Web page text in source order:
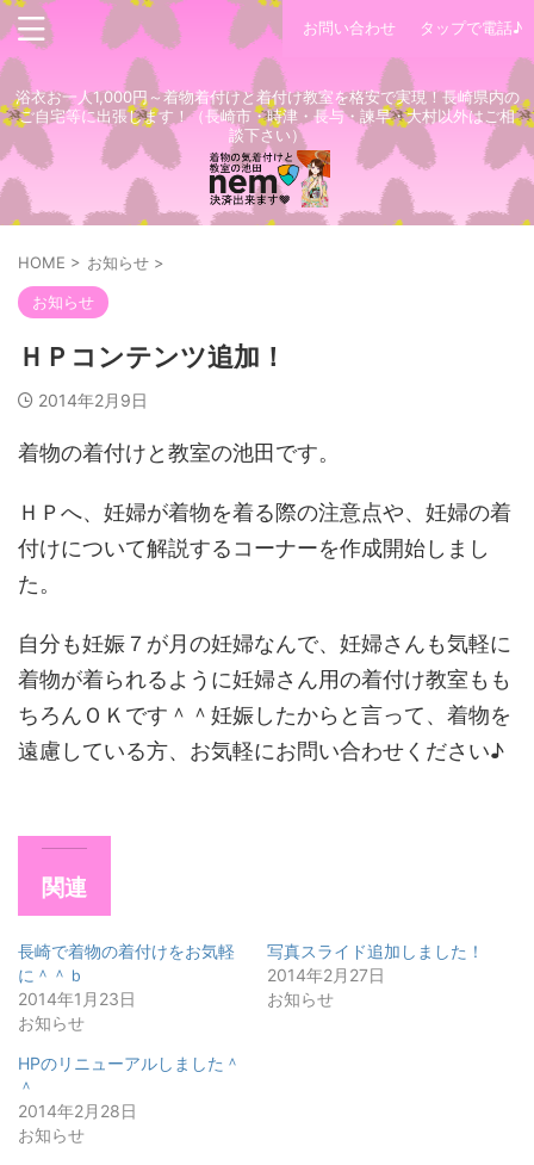
お問い合わせ タップで電話♪
浴衣お一人1,000円～着物着付けと着付け教室を格安で実現！長崎県内の
ご自宅等に出張します！（長崎市・時津・長与・諫早・大村以外はご相
談下さい）
HOME > お知らせ >
お知らせ
ＨＰコンテンツ追加！
2014年2月9日
着物の着付けと教室の池田です。
ＨＰへ、妊婦が着物を着る際の注意点や、妊婦の着
付けについて解説するコーナーを作成開始しまし
た。
自分も妊娠７が月の妊婦なんで、妊婦さんも気軽に
着物が着られるように妊婦さん用の着付け教室もも
ちろんＯＫです＾＾妊娠したからと言って、着物を
遠慮している方、お気軽にお問い合わせください♪
関連
長崎で着物の着付けをお気軽
に＾＾ｂ
2014年1月23日
お知らせ
写真スライド追加しました！
2014年2月27日
お知らせ
HPのリニューアルしました＾
＾
2014年2月28日
お知らせ